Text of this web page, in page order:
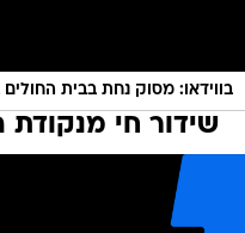
בווידאו: מסוק נחת בבית החולים
שידור חי